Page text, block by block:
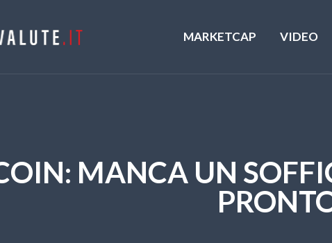
MARKETCAP VIDEO
MANCA UN